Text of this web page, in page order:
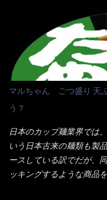
に行っても同じメニュー
近は、ステーキガストに
くて） しかし最近のファ
ア担当は2人程度しか居
ネル！！ 凄いよなぁ～
居たと思うけど・・・ 判
ーポンなんだけどと伝え
くれたが、何故かタッチ
員さんも、アレー？とい
消えていった。 タッチパ
のヤロー！ 待つ事暫し
来ました。 こちらが本日
マルちゃん ごつ盛り 天
う？
日本のカップ麺業界では
いう日本古来の麺類も製
ースしている訳でだが、
ッキングするような商品